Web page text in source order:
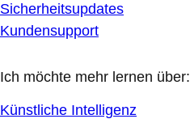
Sicherheitsupdates
Kundensupport
Ich möchte mehr lernen über:
Künstliche Intelligenz